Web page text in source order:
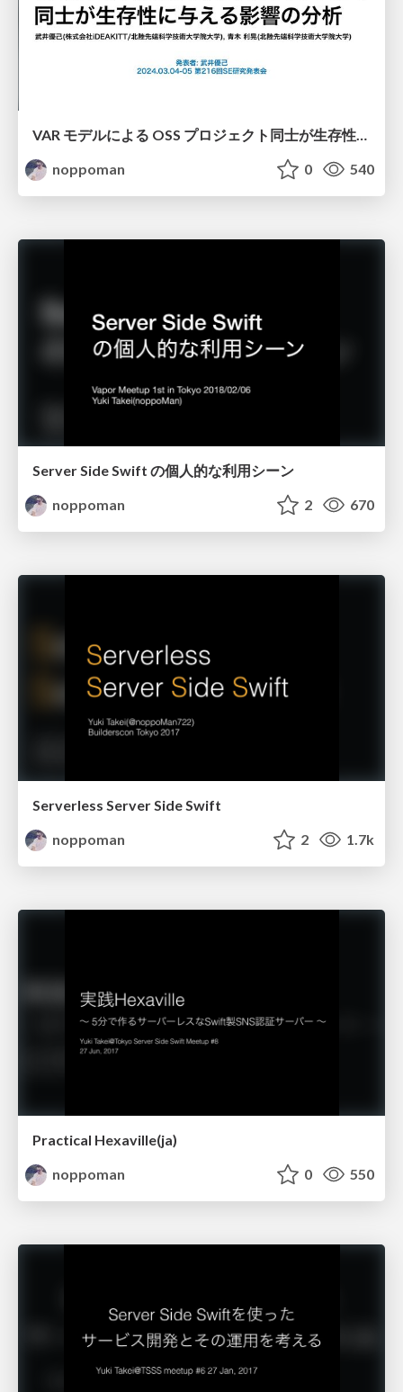
VAR モデルによる OSS プロジェクト同士が生存性に与える 影響の分析
noppoman
0 540
Server Side Swift の個人的な利用シーン
noppoman
2 670
Serverless Server Side Swift
noppoman
2 1.7k
Practical Hexaville(ja)
noppoman
0 550